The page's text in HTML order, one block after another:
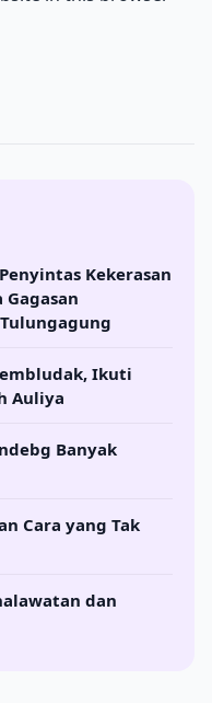
Kekerasan
Tulungagung
Ikuti
Auliya
Banyak
Cara yang Tak
dan